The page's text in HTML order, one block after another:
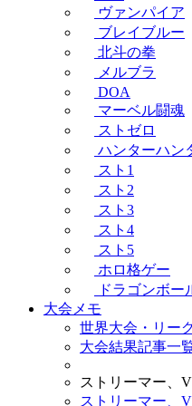
ヴァンパイア
ブレイブルー
北斗の拳
メルブラ
DOA
マーベル闘魂
ストゼロ
ハンターハン
スト1
スト2
スト3
スト4
スト5
ホロ格ゲー
ドラゴンボー
大会メモ
世界大会・リー
大会結果記事一
ストリーマー、
ストリーマー、